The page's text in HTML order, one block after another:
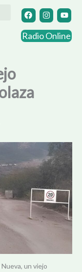
F
a
c
e
b
I
n
s
t
a
Y
o
u
t
u
Radio Online
un viejo